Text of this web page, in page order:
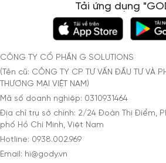
Tải ứng dụng
CÔNG TY CỔ PHẦN G SOLUTIONS
(Tên cũ: CÔNG TY CP TƯ VẤN ĐẦU TƯ VÀ
THƯƠNG MẠI VIỆT NAM)
Mã số doanh nghiệp: 0310931464
Địa chỉ trụ sở chính: 2/24 Đoàn Thị Điểm,
phố Hồ Chí Minh, Việt Nam
Hotline: 0938.002.969
Email: hi@gody.vn